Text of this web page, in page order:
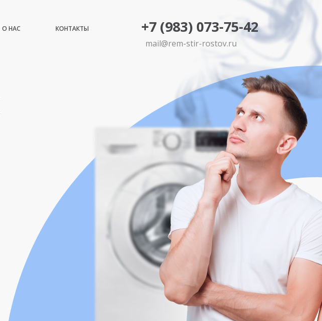
+7 (983) 073-75-42
mail@rem-stir-rostov.ru
О НАС КОНТАКТЫ